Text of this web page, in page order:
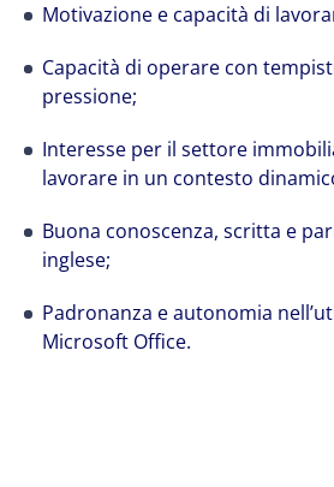
Motivazione e capacità di
Capacità di operare con
pressione;
Interesse per il settore
lavorare in un contesto
Buona conoscenza, scritta e
inglese;
Padronanza e autonomia
Microsoft Office.